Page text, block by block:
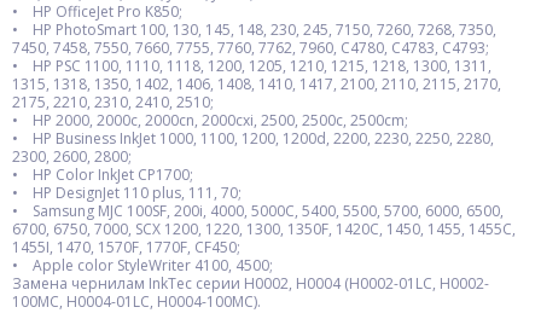
• HP OfficeJet Pro K850;
• HP PhotoSmart 100, 130, 145, 148, 230, 245, 7150, 7260, 7268, 7350,
7450, 7458, 7550, 7660, 7755, 7760, 7762, 7960, C4780, C4783, C4793;
• HP PSC 1100, 1110, 1118, 1200, 1205, 1210, 1215, 1218, 1300, 1311,
1315, 1318, 1350, 1402, 1406, 1408, 1410, 1417, 2100, 2110, 2115, 2170,
2175, 2210, 2310, 2410, 2510;
• HP 2000, 2000c, 2000cn, 2000cxi, 2500, 2500c, 2500cm;
• HP Business InkJet 1000, 1100, 1200, 1200d, 2200, 2230, 2250, 2280,
2300, 2600, 2800;
• HP Color InkJet CP1700;
• HP DesignJet 110 plus, 111, 70;
• Samsung MJC 100SF, 200i, 4000, 5000C, 5400, 5500, 5700, 6000, 6500,
6700, 6750, 7000, SCX 1200, 1220, 1300, 1350F, 1420C, 1450, 1455, 1455C,
1455I, 1470, 1570F, 1770F, CF450;
• Apple color StyleWriter 4100, 4500;
Замена чернилам InkTec серии H0002, H0004 (H0002-01LC, H0002-
100MC, H0004-01LC, H0004-100MC).